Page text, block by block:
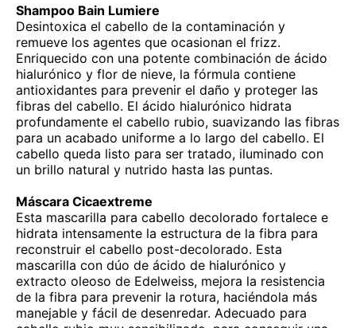
Shampoo Bain Lumiere
Desintoxica el cabello de la contaminación y
remueve los agentes que ocasionan el frizz.
Enriquecido con una potente combinación de ácido
hialurónico y flor de nieve, la fórmula contiene
antioxidantes para prevenir el daño y proteger las
fibras del cabello. El ácido hialurónico hidrata
profundamente el cabello rubio, suavizando las fibras
para un acabado uniforme a lo largo del cabello. El
cabello queda listo para ser tratado, iluminado con
un brillo natural y nutrido hasta las puntas.
Máscara Cicaextreme
Esta mascarilla para cabello decolorado fortalece e
hidrata intensamente la estructura de la fibra para
reconstruir el cabello post-decolorado. Esta
mascarilla con dúo de ácido de hialurónico y
extracto oleoso de Edelweiss, mejora la resistencia
de la fibra para prevenir la rotura, haciéndola más
manejable y fácil de desenredar. Adecuado para